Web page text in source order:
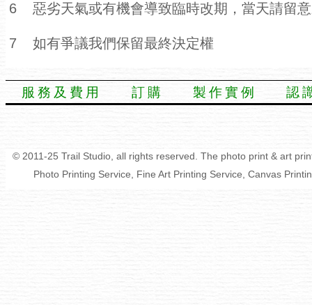
6 惡劣天氣或有機會導致臨時改期，當天請留
7 如有爭議我們保留最終決定權
服務及費用 訂購 製作實例 認
© 2011-25 Trail Studio, all rights reserved. The photo print & art
Photo Printing Service, Fine Art Printing Service, Canvas